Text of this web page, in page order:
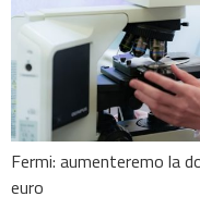
Fermi: aumenteremo la
euro